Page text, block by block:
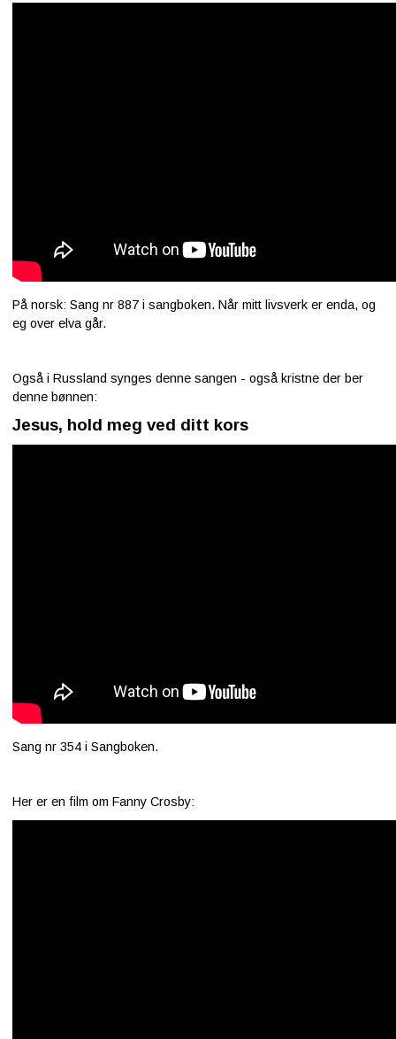
På norsk: Sang nr 887 i sangboken. Når mitt livsverk er enda, og
eg over elva går.
Også i Russland synges denne sangen - også kristne der ber
denne bønnen:
Jesus, hold meg ved ditt kors
Sang nr 354 i Sangboken.
Her er en film om Fanny Crosby: